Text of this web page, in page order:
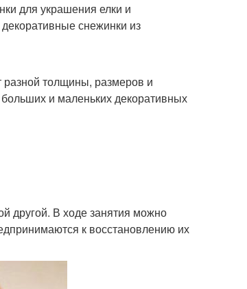
для украшения елки и
снежинки из
разной толщины, размеров и
и маленьких декоративных
другой. В ходе занятия можно
к восстановлению их